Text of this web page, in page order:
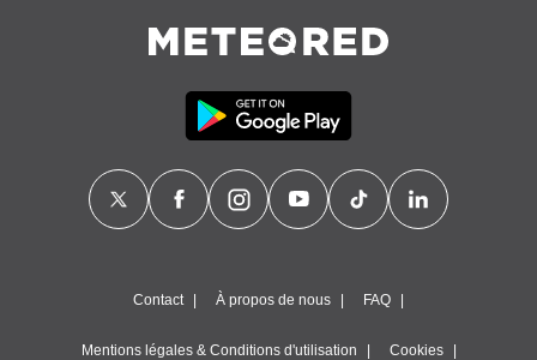
Contact À propos de nous FAQ
Mentions légales & Conditions d'utilisation Cookies